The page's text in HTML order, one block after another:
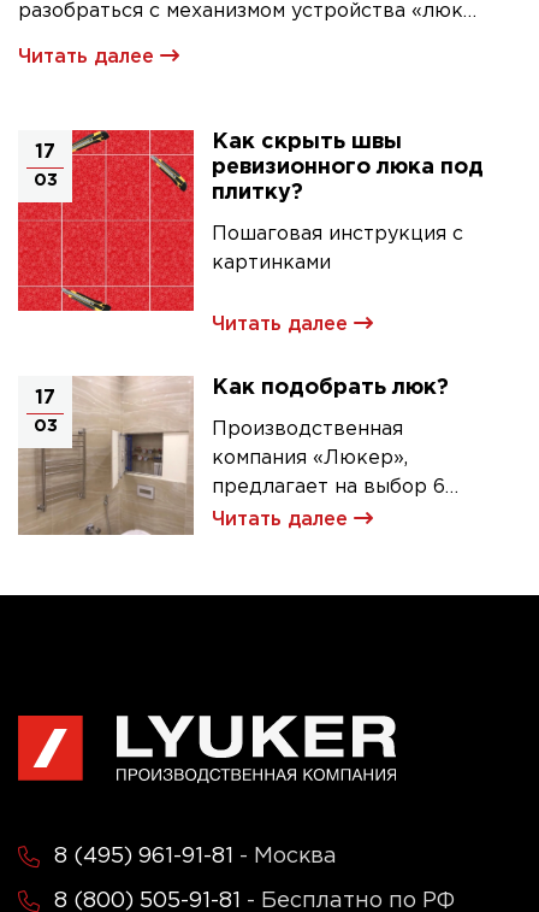
разобраться с механизмом устройства «люк
Читать далее
17
03
Как скрыть швы
ревизионного люка под
плитку?
Пошаговая инструкция с
картинками
Читать далее
17
03
Как подобрать люк?
Производственная
компания «Люкер»,
предлагает на выбор 6
моделей ревизионных
Читать далее
8 (495) 961-91-81 - Москва
8 (800) 505-91-81 - Бесплатно по РФ